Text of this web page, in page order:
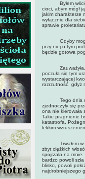
Byłem
cioci, abym mógł
jakim charakterze
wyłącznie dla
sprawie
Gdyby mogła
przy niej o tym
będzie gotowa
Zauważyła, że
poczuła się tym
wystarczającej
rozrzutność, gdyż
Tego dnia
zjednoczyły się
ona nie kierowała
Takie pragnienie
katastrofa.
lekkim
Trwałem w
zbyt ciężkich
spojrzała na
bardzo powoli
blisko, powoli
najdrobniejszego